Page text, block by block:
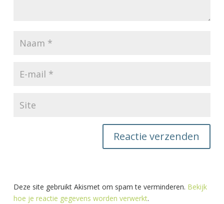
Deze site gebruikt Akismet om spam te verminderen. Bekijk
hoe je reactie gegevens worden verwerkt.